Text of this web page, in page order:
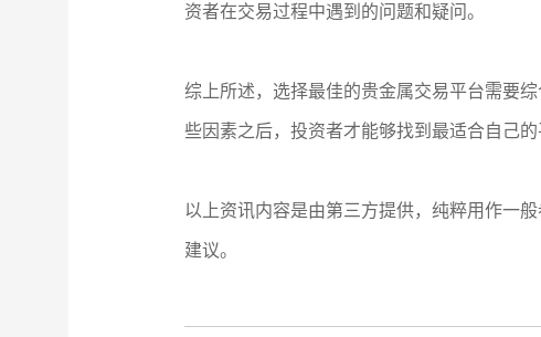
资者在交易过程中遇到的问题和疑问。
综上所述，选择最佳的贵金属交易平台需要
些因素之后，投资者才能够找到最适合自己
以上资讯内容是由第三方提供，纯粹用作一
建议。